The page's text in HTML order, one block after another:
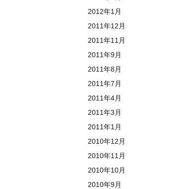
2012年1月
2011年12月
2011年11月
2011年9月
2011年8月
2011年7月
2011年4月
2011年3月
2011年1月
2010年12月
2010年11月
2010年10月
2010年9月